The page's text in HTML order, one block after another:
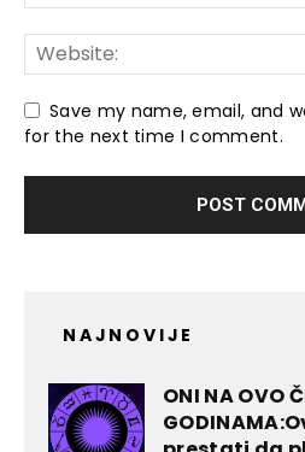
Save my name, email, and
for the next time I comment.
NAJNOVIJE
ONI NA OVO